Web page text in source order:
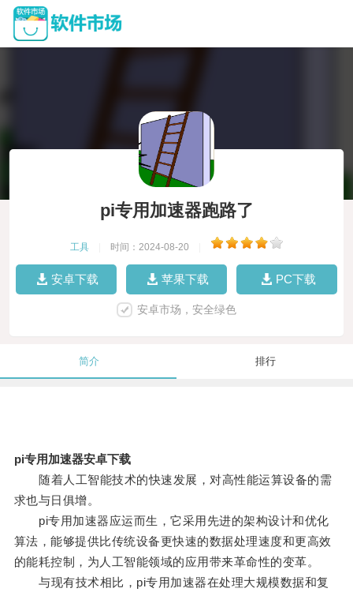
pi专用加速器跑路了
工具 时间：2024-08-20
安卓下载 苹果下载 PC下载
安卓市场，安全绿色
简介 排行
pi专用加速器安卓下载
随着人工智能技术的快速发展，对高性能运算设备的需
求也与日俱增。
pi专用加速器应运而生，它采用先进的架构设计和优化
算法，能够提供比传统设备更快速的数据处理速度和更高效
的能耗控制，为人工智能领域的应用带来革命性的变革。
与现有技术相比，pi专用加速器在处理大规模数据和复